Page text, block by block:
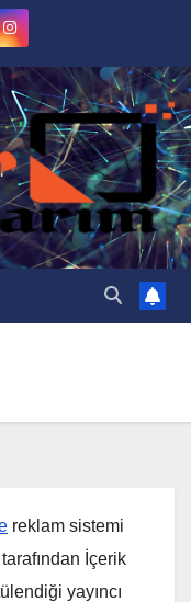
reklam sistemi
İçerik
yayıncı